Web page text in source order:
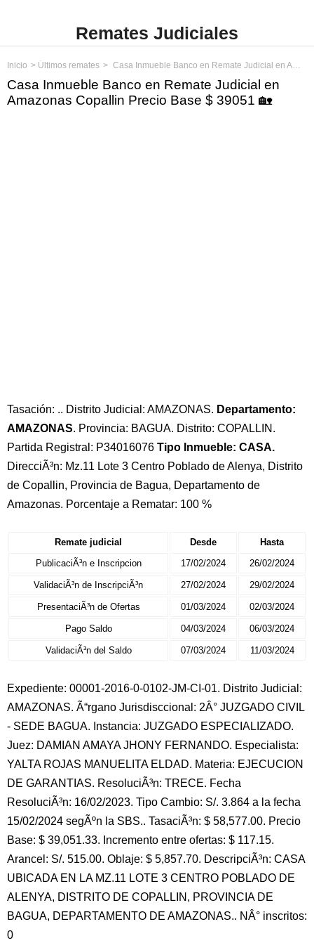
Remates Judiciales
Inicio Últimos remates Casa Inmueble Banco en Remate Judicial en Amazonas Copallin Precio Base $ 39051
Casa Inmueble Banco en Remate Judicial en
Amazonas Copallin Precio Base $ 39051 🏡
Tasación: .. Distrito Judicial: AMAZONAS. Departamento:
AMAZONAS. Provincia: BAGUA. Distrito: COPALLIN.
Partida Registral: P34016076 Tipo Inmueble: CASA.
DirecciÃ³n: Mz.11 Lote 3 Centro Poblado de Alenya, Distrito
de Copallin, Provincia de Bagua, Departamento de
Amazonas. Porcentaje a Rematar: 100 %
Remate judicial Desde
Hasta
PublicaciÃ³n e Inscripcion
17/02/2024 26/02/2024
ValidaciÃ³n de InscripciÃ³n 27/02/2024 29/02/2024
PresentaciÃ³n de Ofertas 01/03/2024 02/03/2024
Pago Saldo 04/03/2024 06/03/2024
ValidaciÃ³n del Saldo 07/03/2024 11/03/2024
Expediente: 00001-2016-0-0102-JM-CI-01. Distrito Judicial:
AMAZONAS. Ã“rgano Jurisdisccional: 2Â° JUZGADO CIVIL
- SEDE BAGUA. Instancia: JUZGADO ESPECIALIZADO.
Juez: DAMIAN AMAYA JHONY FERNANDO. Especialista:
YALTA ROJAS MANUELITA ELDAD. Materia: EJECUCION
DE GARANTIAS. ResoluciÃ³n: TRECE. Fecha
ResoluciÃ³n: 16/02/2023. Tipo Cambio: S/. 3.864 a la fecha
15/02/2024 segÃºn la SBS.. TasaciÃ³n: $ 58,577.00. Precio
Base: $ 39,051.33. Incremento entre ofertas: $ 117.15.
Arancel: S/. 515.00. Oblaje: $ 5,857.70. DescripciÃ³n: CASA
UBICADA EN LA MZ.11 LOTE 3 CENTRO POBLADO DE
ALENYA, DISTRITO DE COPALLIN, PROVINCIA DE
BAGUA, DEPARTAMENTO DE AMAZONAS.. NÂ° inscritos:
0